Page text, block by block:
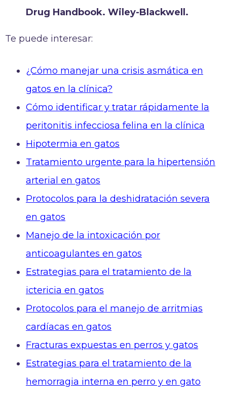
Drug Handbook. Wiley-Blackwell.
Te puede interesar:
¿Cómo manejar una crisis asmática en
gatos en la clínica?
Cómo identificar y tratar rápidamente la
peritonitis infecciosa felina en la clínica
Hipotermia en gatos
Tratamiento urgente para la hipertensión
arterial en gatos
Protocolos para la deshidratación severa
en gatos
Manejo de la intoxicación por
anticoagulantes en gatos
Estrategias para el tratamiento de la
ictericia en gatos
Protocolos para el manejo de arritmias
cardíacas en gatos
Fracturas expuestas en perros y gatos
Estrategias para el tratamiento de la
hemorragia interna en perro y en gato